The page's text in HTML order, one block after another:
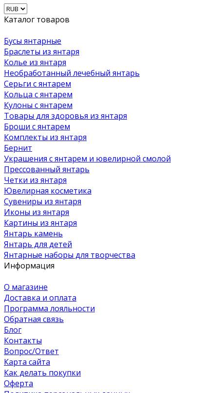
Каталог товаров
Бусы янтарные
Браслеты из янтаря
Колье из янтаря
Необработанный лечебный янтарь
Серьги с янтарем
Кольца с янтарем
Кулоны с янтарем
Товары для здоровья из янтаря
Броши с янтарем
Комплекты из янтаря
Бернит
Украшения с янтарем и ювелирной смолой
Прессованный янтарь
Четки из янтаря
Ювелирная косметика
Сувениры из янтаря
Иконы из янтаря
Картины из янтаря
Янтарь камень
Янтарь для детей
Янтарные наборы для творчества
Информация
О магазине
Доставка и оплата
Программа лояльности
Обратная связь
Блог
Контакты
Вопрос/Ответ
Карта сайта
Как делать покупки
Оферта